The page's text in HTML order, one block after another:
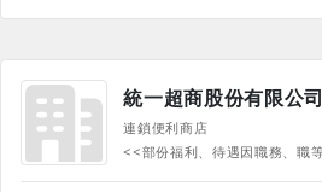
統一超商股份有限公司
連鎖便利商店